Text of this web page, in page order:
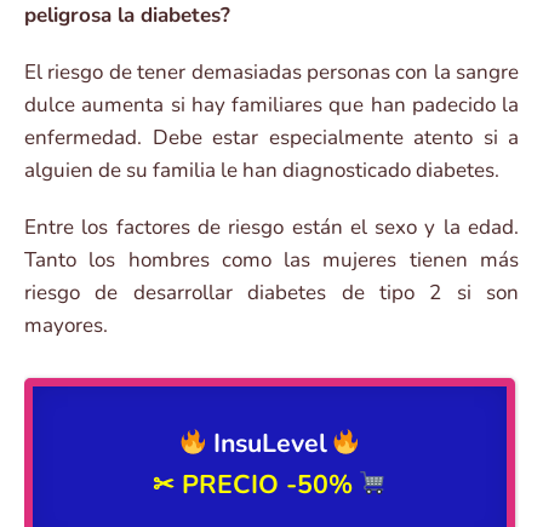
peligrosa la diabetes?
El riesgo de tener demasiadas personas con la sangre
dulce aumenta si hay familiares que han padecido la
enfermedad. Debe estar especialmente atento si a
alguien de su familia le han diagnosticado diabetes.
Entre los factores de riesgo están el sexo y la edad.
Tanto los hombres como las mujeres tienen más
riesgo de desarrollar diabetes de tipo 2 si son
mayores.
InsuLevel
✂ PRECIO -50%